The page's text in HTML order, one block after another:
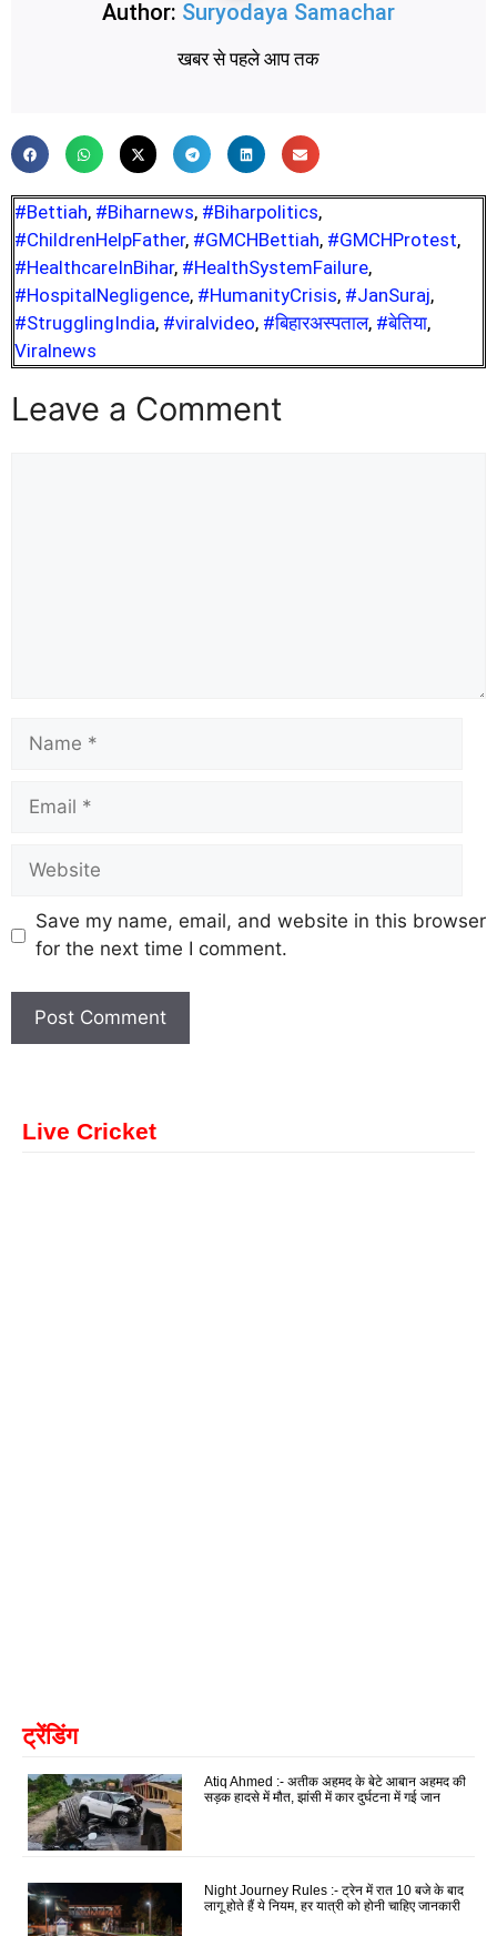
Author: Suryodaya Samachar
खबर से पहले आप तक
#Bettiah, #Biharnews, #Biharpolitics,
#ChildrenHelpFather, #GMCHBettiah, #GMCHProtest,
#HealthcareInBihar, #HealthSystemFailure,
#HospitalNegligence, #HumanityCrisis, #JanSuraj,
#StrugglingIndia, #viralvideo, #बिहारअस्पताल, #बेतिया,
Viralnews
Leave a Comment
Save my name, email, and website in this browser
for the next time I comment.
Live Cricket
ट्रेंडिंग
Atiq Ahmed :- अतीक अहमद के बेटे आबान अहमद की
सड़क हादसे में मौत, झांसी में कार दुर्घटना में गई जान
Night Journey Rules :- ट्रेन में रात 10 बजे के बाद
लागू होते हैं ये नियम, हर यात्री को होनी चाहिए जानकारी